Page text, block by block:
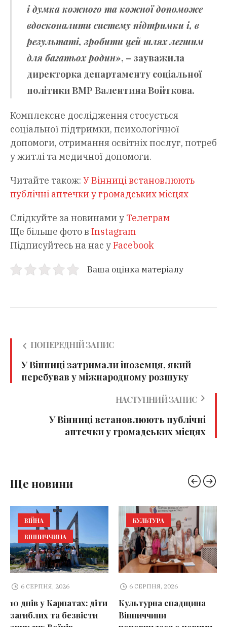
і думка кожного та кожної допоможе
вдосконалити систему підтримки і, в
результаті, зробити цей шлях легшим
для багатьох родин», – зауважила
директорка департаменту соціальної
політики ВМР Валентина Войткова.
Комплексне дослідження стосується
соціальної підтримки, психологічної
допомоги, отримання освітніх послуг, потреб
у житлі та медичної допомоги.
Читайте також: У Вінниці встановлюють
публічні аптечки у громадських місцях
Слідкуйте за новинами у Телеграм
Ще більше фото в Instagram
Підписуйтесь на нас уFacebook
Ваша оцінка матеріалу
ПОПЕРЕДНІЙ ЗАПИС
У Вінниці затримали іноземця, який
перебував у міжнародному розшуку
НАСТУПНИЙ ЗАПИС
У Вінниці встановлюють публічні
аптечки у громадських місцях
Ще новини
ВІЙНА
ВІННИЧЧИНА
6 СЕРПНЯ, 2026
10 днів у Карпатах: діти
загиблих та безвісти
КУЛЬТУРА
6 СЕРПНЯ, 2026
Культурна спадщина
Вінниччини